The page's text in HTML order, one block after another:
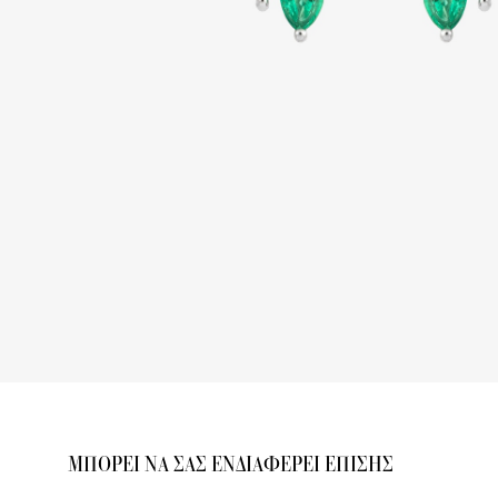
ΜΠΟΡΕΙ ΝΑ ΣΑΣ ΕΝΔΙΑΦΕΡΕΙ ΕΠΙΣΗΣ